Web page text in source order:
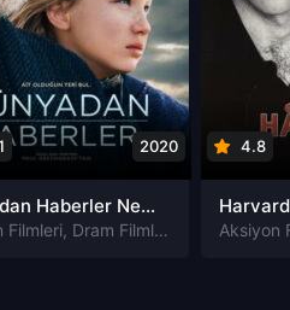
,Suç Filmleri
2020
Dünyadan Haberler News of the World izle
Filmleri, Dram Filmleri Macera
4.8
Aksiyon